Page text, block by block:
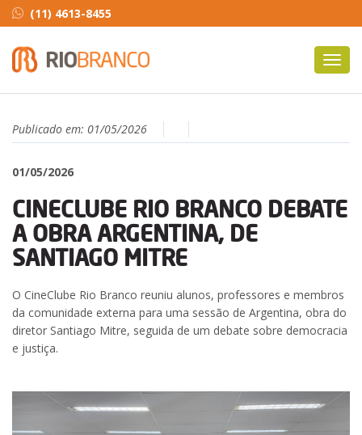
(11) 4613-8455
Publicado em: 01/05/2026
01/05/2026
CINECLUBE RIO BRANCO DEBATE
A OBRA ARGENTINA, DE
SANTIAGO MITRE
O CineClube Rio Branco reuniu alunos, professores e membros
da comunidade externa para uma sessão de Argentina, obra do
diretor Santiago Mitre, seguida de um debate sobre democracia
e justiça.